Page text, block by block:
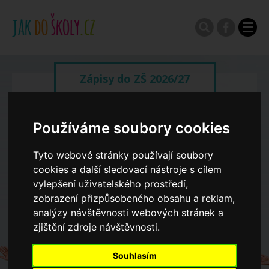
Používáme soubory cookies
Tyto webové stránky používají soubory
cookies a další sledovací nástroje s cílem
vylepšení uživatelského prostředí,
zobrazení přizpůsobeného obsahu a reklam,
analýzy návštěvnosti webových stránek a
zjištění zdroje návštěvnosti.
Souhlasím
Zápisy do ZŠ 2026/27
Spádové oblasti ZŠ
Koncepce školství
Dny otevřených dveří ZŠ